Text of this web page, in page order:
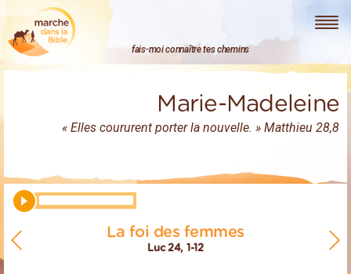
Marche dans la Bible
fais-moi connaître tes chemins
Marie-Madeleine
« Elles coururent porter la nouvelle. » Matthieu 28,8
La foi des femmes
Luc 24, 1-12